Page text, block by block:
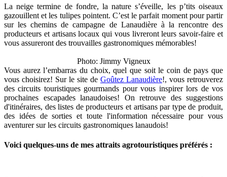
La neige termine de fondre, la nature s’éveille, les p’tits oiseaux
gazouillent et les tulipes pointent. C’est le parfait moment pour partir
sur les chemins de campagne de Lanaudière à la rencontre des
producteurs et artisans locaux qui vous livreront leurs savoir-faire et
vous assureront des trouvailles gastronomiques mémorables!
Photo: Jimmy Vigneux
Vous aurez l’embarras du choix, quel que soit le coin de pays que
vous choisirez! Sur le site de Goûtez Lanaudière!, vous retrouverez
des circuits touristiques gourmands pour vous inspirer lors de vos
prochaines escapades lanaudoises! On retrouve des suggestions
d'itinéraires, des listes de producteurs et artisans par type de produit,
des idées de sorties et toute l'information nécessaire pour vous
aventurer sur les circuits gastronomiques lanaudois!
Voici quelques-uns de mes attraits agrotouristiques préférés :